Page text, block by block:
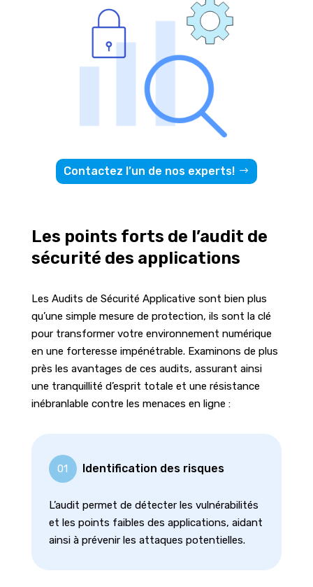
Contactez l’un de nos experts!
Les points forts de l’audit de
sécurité des applications
Les Audits de Sécurité Applicative sont bien plus
qu’une simple mesure de protection, ils sont la clé
pour transformer votre environnement numérique
en une forteresse impénétrable. Examinons de plus
près les avantages de ces audits, assurant ainsi
une tranquillité d’esprit totale et une résistance
inébranlable contre les menaces en ligne :
01 Identification des risques
L’audit permet de détecter les vulnérabilités
et les points faibles des applications, aidant
ainsi à prévenir les attaques potentielles.